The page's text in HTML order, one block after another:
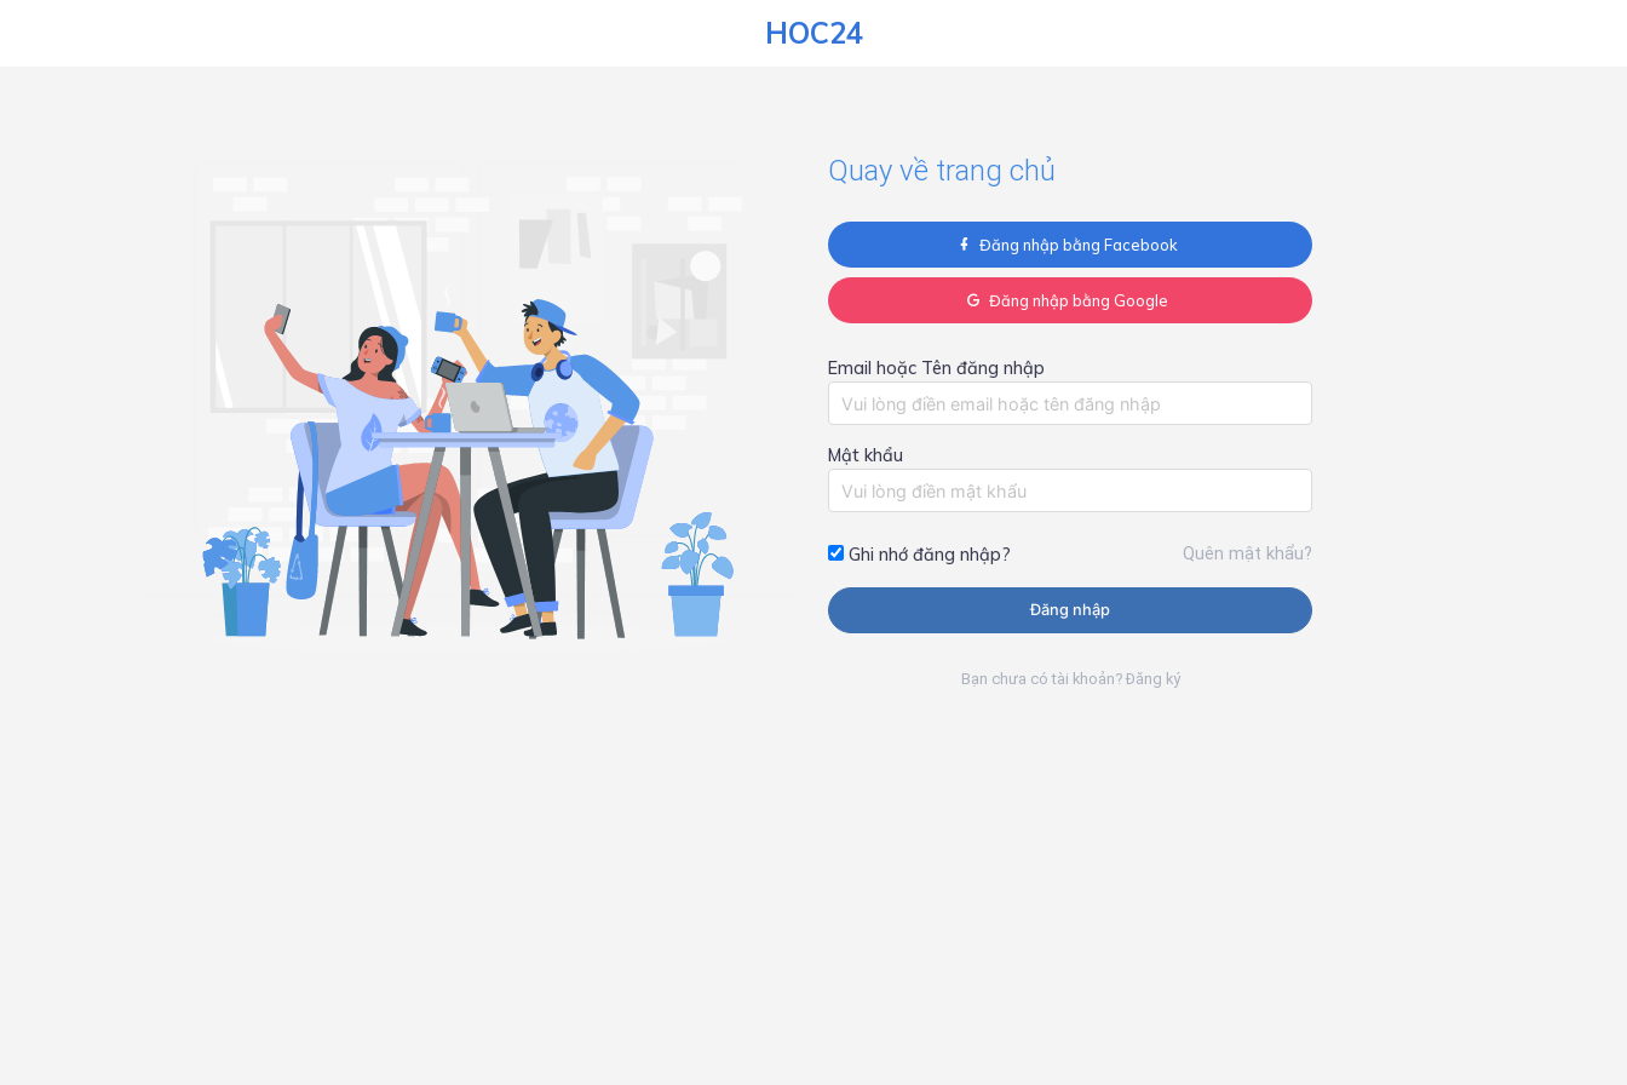
HOC24
Quay về trang chủ
Đăng nhập bằng Facebook
Đăng nhập bằng Google
Email hoặc Tên đăng nhập
Mật khẩu
Ghi nhớ đăng nhập? Quên mật khẩu?
Đăng nhập
Bạn chưa có tài khoản? Đăng ký